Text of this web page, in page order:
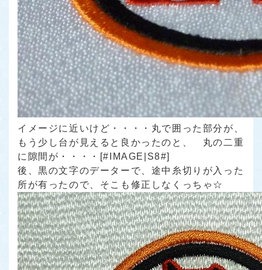
イメージに近いけど・・・・丸で囲った部分が、
もう少し台が見えると良かったのと、 丸の二重
に隙間が・・・・[#IMAGE|S8#]
後、黒の文字のデーターで、途中糸切りが入った
所が有ったので、そこも修正しなくっちゃ☆